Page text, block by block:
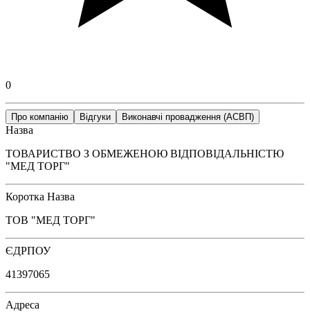
0
Про компанію Відгуки Виконавчі провадження (АСВП)
Назва
ТОВАРИСТВО З ОБМЕЖЕНОЮ ВІДПОВІДАЛЬНІСТЮ
"МЕД ТОРГ"
Коротка Назва
ТОВ "МЕД ТОРГ"
ЄДРПОУ
41397065
Адреса